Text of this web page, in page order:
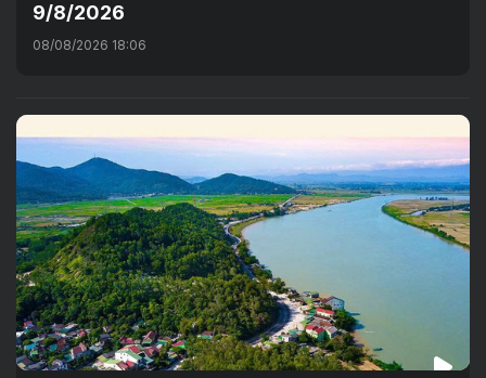
9/8/2026
08/08/2026 18:06